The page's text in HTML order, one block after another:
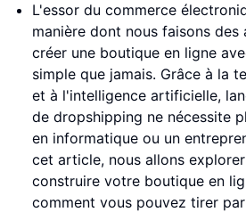
L'essor du commerce
manière dont nous faisons des
créer une boutique en ligne
simple que jamais. Grâce à la
et à l'intelligence artificielle,
de dropshipping ne nécessite
en informatique ou un
cet article, nous allons
construire votre boutique en
comment vous pouvez tirer